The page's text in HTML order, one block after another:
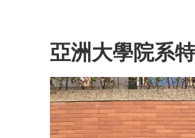
亞洲大學院系